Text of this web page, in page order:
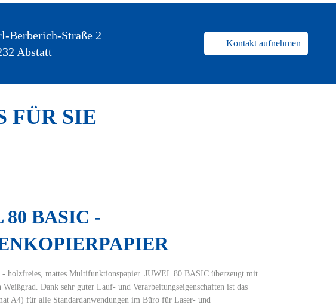
Berberich-Straße 2
Abstatt
Kontakt aufnehmen
FÜR SIE
80 BASIC -
holzfreies, mattes Multifunktionspapier. JUWEL 80 BASIC überzeugt mit
Weißgrad. Dank sehr guter Lauf- und Verarbeitungseigenschaften ist das
A4) für alle Standardanwendungen im Büro für Laser- und